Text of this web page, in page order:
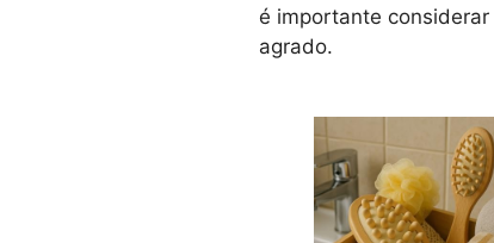
é importante
agrado.